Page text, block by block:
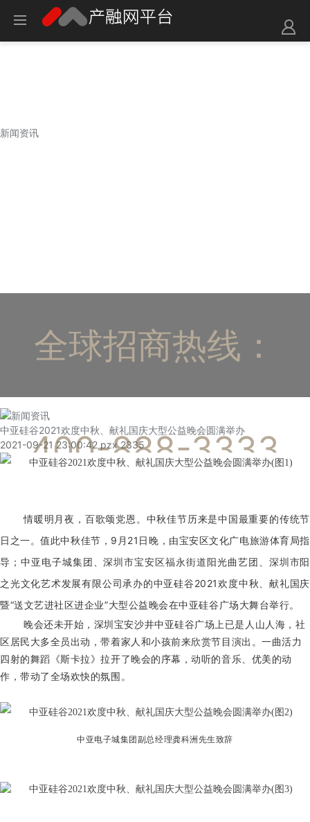
新闻资讯
全球招商热线：
400-888-3333
中亚硅谷2021欢度中秋、献礼国庆大型公益晚会圆满举办
2021-09-21 23:00:42 pzx 2335
情暖明月夜，百歌颂党恩。中秋佳节历来是中国最重要的传统节
日之一。值此中秋佳节，9月21日晚，由宝安区文化广电旅游体育局指
导；中亚电子城集团、深圳市宝安区福永街道阳光曲艺团、深圳市阳
之光文化艺术发展有限公司承办的中亚硅谷2021欢度中秋、献礼国庆
暨“送文艺进社区进企业”大型公益晚会在中亚硅谷广场大舞台举行。
晚会还未开始，深圳宝安沙井中亚硅谷广场上已是人山人海，社
区居民大多全员出动，带着家人和小孩前来欣赏节目演出。一曲活力
四射的舞蹈《斯卡拉》拉开了晚会的序幕，动听的音乐、优美的动
作，带动了全场欢快的氛围。
中亚电子城集团副总经理龚科洲先生致辞